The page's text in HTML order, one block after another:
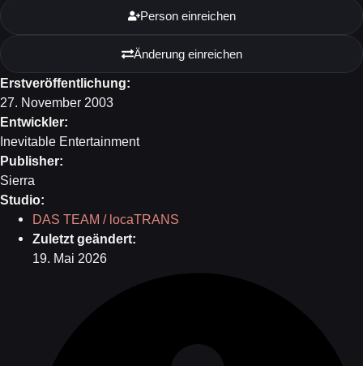
Person einreichen
Änderung einreichen
Erstveröffentlichung:
27. November 2003
Entwickler:
Inevitable Entertainment
Publisher:
Sierra
Studio:
DAS TEAM / locaTRANS
Zuletzt geändert:
19. Mai 2026